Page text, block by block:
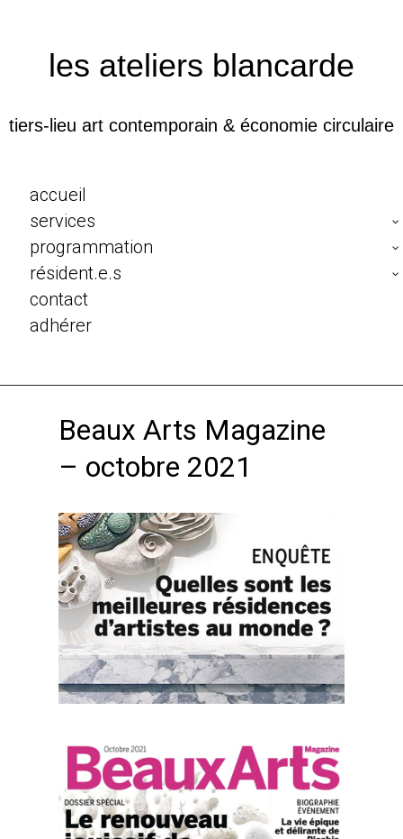
les ateliers blancarde
tiers-lieu art contemporain & économie circulaire
accueil
services
programmation
résident.e.s
contact
adhérer
Beaux Arts Magazine
– octobre 2021